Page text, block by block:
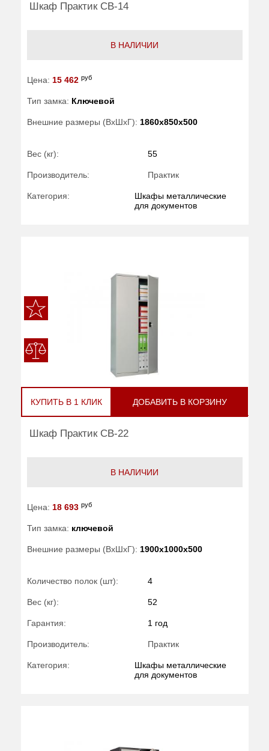
Шкаф Практик CB-14
В НАЛИЧИИ
Цена: 15 462 руб
Тип замка: Ключевой
Внешние размеры (ВхШхГ): 1860x850x500
Вес (кг): 55
Производитель: Практик
Категория:
Шкафы металлические
для документов
КУПИТЬ В 1 КЛИК ДОБАВИТЬ В КОРЗИНУ
Шкаф Практик CB-22
В НАЛИЧИИ
Цена: 18 693 руб
Тип замка: ключевой
Внешние размеры (ВхШхГ): 1900x1000x500
Количество полок (шт): 4
Вес (кг): 52
Гарантия: 1 год
Производитель: Практик
Категория:
Шкафы металлические
для документов